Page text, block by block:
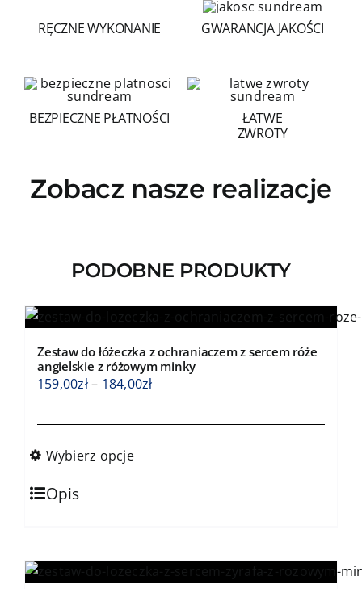
RĘCZNE WYKONANIE GWARANCJA JAKOŚCI
BEZPIECZNE PŁATNOŚCI
ŁATWE
ZWROTY
Zobacz nasze realizacje
PODOBNE PRODUKTY
Zestaw do łóżeczka z ochraniaczem z sercem róże
angielskie z różowym minky
159,00zł– 184,00złZakres
od
Wybierz opcje
Ten
produkt
wariantów.
Opis